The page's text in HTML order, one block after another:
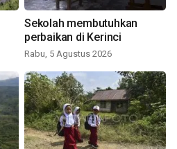
Sekolah membutuhkan
perbaikan di Kerinci
Rabu, 5 Agustus 2026